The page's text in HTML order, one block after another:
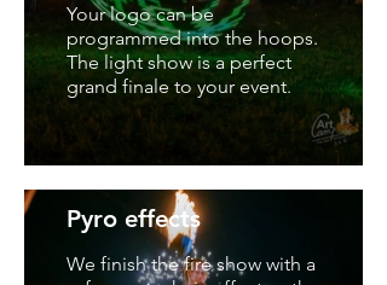
Your logo can be
programmed into the hoops.
The light show is a perfect
grand finale to your event.
Pyro effects
We finish the fire show with a